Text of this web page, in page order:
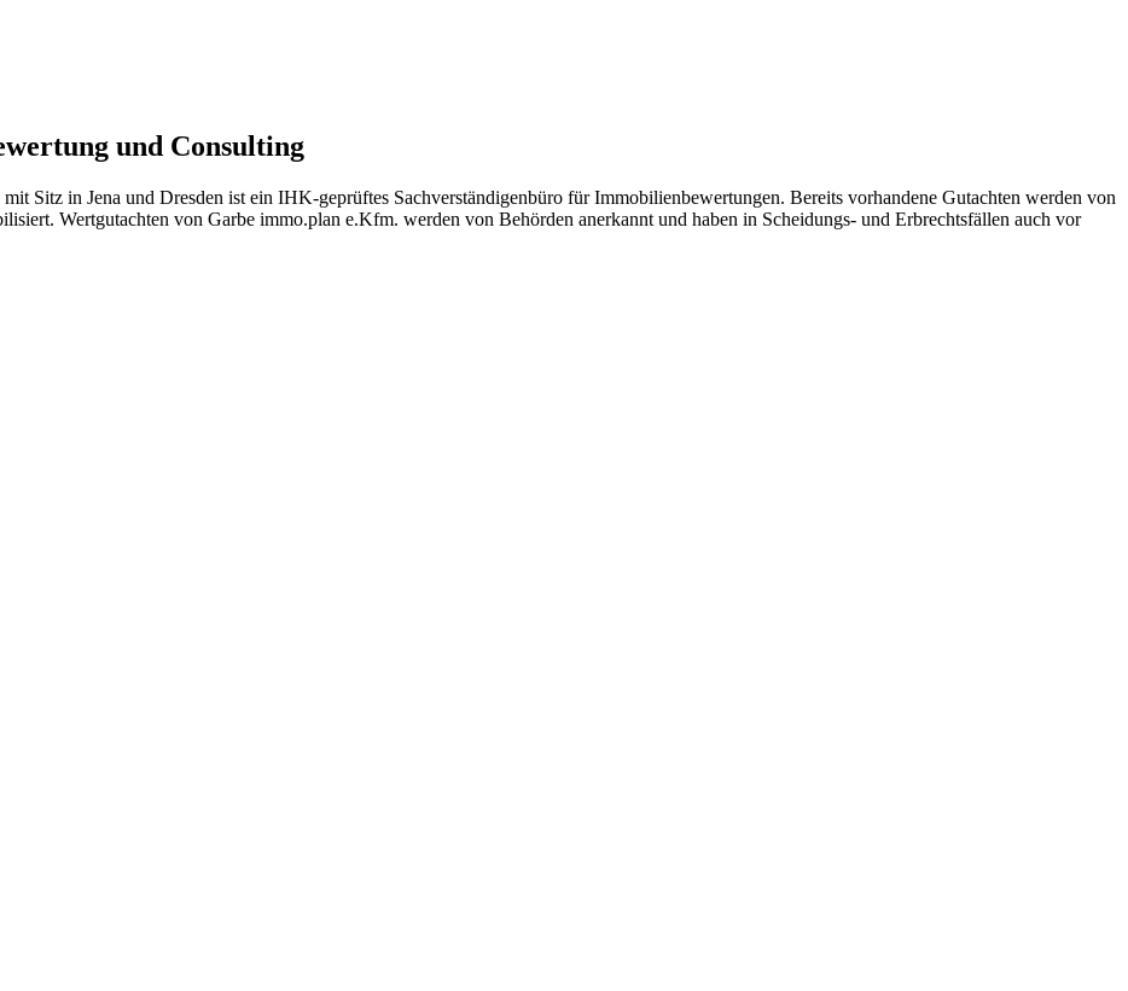
und Consulting
Sitz in Jena und Dresden ist ein IHK-geprüftes Sachverständigenbüro für Immobilienbewertungen. Bereits vorhandene Gutachten werden von
Wertgutachten von Garbe immo.plan e.Kfm. werden von Behörden anerkannt und haben in Scheidungs- und Erbrechtsfällen auch vor